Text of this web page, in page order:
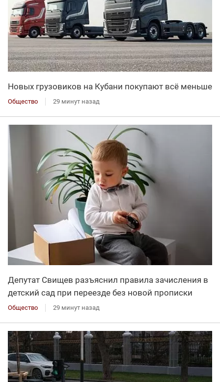
Новых грузовиков на Кубани покупают всё меньше
Общество 29 минут назад
Депутат Свищев разъяснил правила зачисления в
детский сад при переезде без новой прописки
Общество 29 минут назад